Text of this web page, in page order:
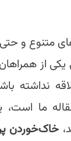
متنوع و
از
نداشته
ما است،
خاک‌خوردن